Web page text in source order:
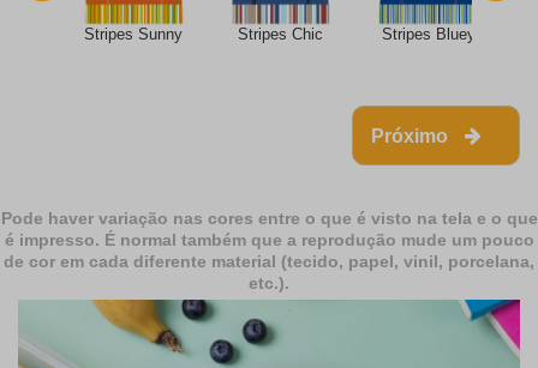
Stripes Sunny Stripes Chic Stripes Bluey
Próximo
Pode haver variação nas cores entre o que é visto na tela e o que
é impresso. É normal também que a reprodução mude um pouco
de cor em cada diferente material (tecido, papel, vinil, porcelana,
etc.).